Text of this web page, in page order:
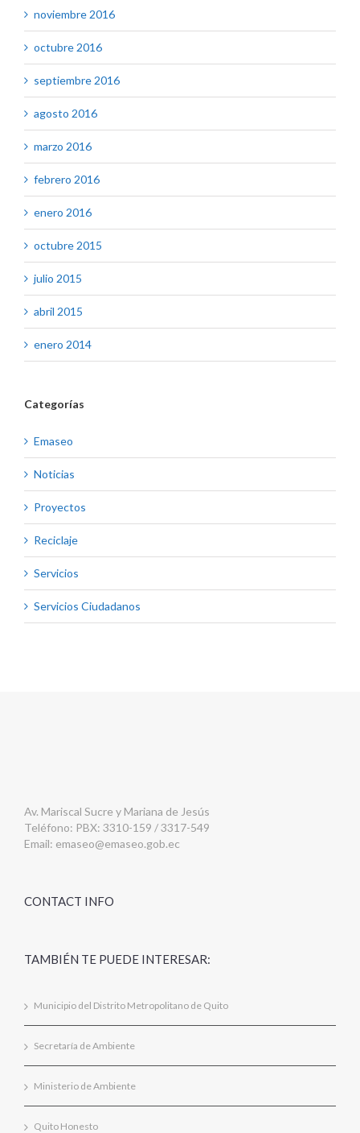
noviembre 2016
octubre 2016
septiembre 2016
agosto 2016
marzo 2016
febrero 2016
enero 2016
octubre 2015
julio 2015
abril 2015
enero 2014
Categorías
Emaseo
Noticias
Proyectos
Reciclaje
Servicios
Servicios Ciudadanos
Av. Mariscal Sucre y Mariana de Jesús
Teléfono: PBX: 3310-159 / 3317-549
Email: emaseo@emaseo.gob.ec
CONTACT INFO
TAMBIÉN TE PUEDE INTERESAR:
Municipio del Distrito Metropolitano de Quito
Secretaría de Ambiente
Ministerio de Ambiente
Quito Honesto